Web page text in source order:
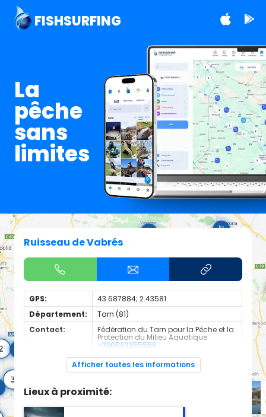
FISHSURFING
La
pêche
sans
limites
Ruisseau de Vabrés
GPS:
43.687884; 2.43581
Département:
Tarn (81)
Contact:
Fédération du Tarn pour la Pêche et la
Protection du Milieu Aquatique
+330563355556
Espèces de
Truite
sélectionné, d'une longueur de 2.44 km.
Afficher toutes les informations
Lieux à proximité: